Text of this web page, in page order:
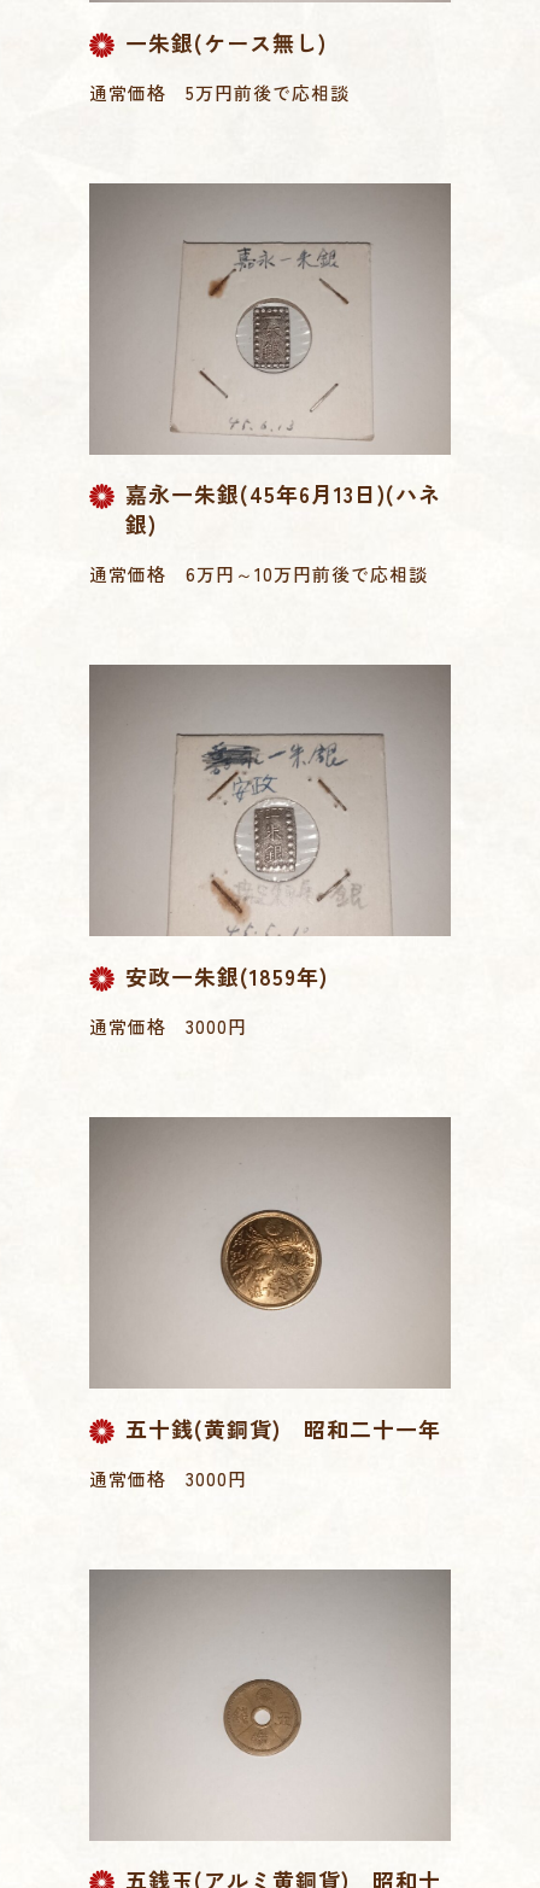
一朱銀(ケース無し)
通常価格 5万円前後で応相談
嘉永一朱銀(45年6月13日)(ハネ
銀)
通常価格 6万円～10万円前後で応相談
安政一朱銀(1859年)
通常価格 3000円
五十銭(黄銅貨) 昭和二十一年
通常価格 3000円
五銭玉(アルミ黄銅貨) 昭和十